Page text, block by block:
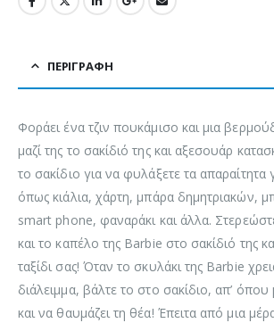
ΠΕΡΙΓΡΑΦΉ
Φοράει ένα τζιν πουκάμισο και μια
μαζί της το σακίδιό της και αξεσουάρ
το σακίδιο για να φυλάξετε τα απαραίτητα
όπως κιάλια, χάρτη, μπάρα δημητριακών,
smart phone, φαναράκι και άλλα.
και το καπέλο της Barbie στο σακίδιό της
ταξίδι σας! Όταν το σκυλάκι της Barbie
διάλειμμα, βάλτε το στο σακίδιο, απ’
και να θαυμάζει τη θέα! Έπειτα από μια